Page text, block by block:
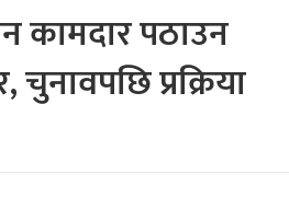
कामदार पठाउन
चुनावपछि प्रक्रिया